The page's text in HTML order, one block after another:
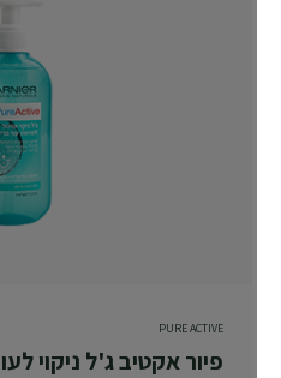
PURE ACTIVE
פיור אקטיב ג'ל ניקוי לעור